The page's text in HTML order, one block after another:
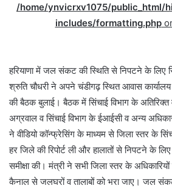
/home/ynvicrxv1075/public_html/
includes/formatting.php
हरियाणा में जल संकट की स्थिति से निपटने के लिए
श्रुति चौधरी ने अपने चंडीगढ़ स्थित आवास कार्यालय
की बैठक बुलाई। बैठक में सिंचाई विभाग के
अग्रवाल व सिंचाई विभाग के ईआईसी व अन्य
ने वीडियो कॉन्फ्रेसिंग के माध्यम से जिला स्तर के
हर जिले की रिपोर्ट ली और हालातों से निपटने के
समीक्षा की। मंत्री ने सभी जिला स्तर के
कैनाल से जलघरों व तालाबों को भरा जाए। जल